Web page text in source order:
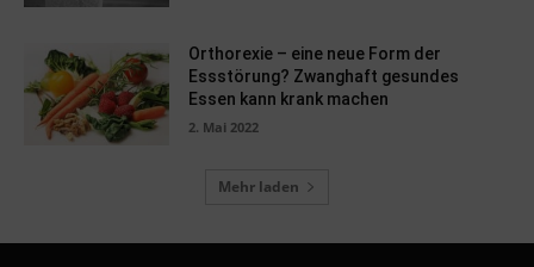
Orthorexie – eine neue Form der
Essstörung? Zwanghaft gesundes
Essen kann krank machen
2. Mai 2022
Mehr laden